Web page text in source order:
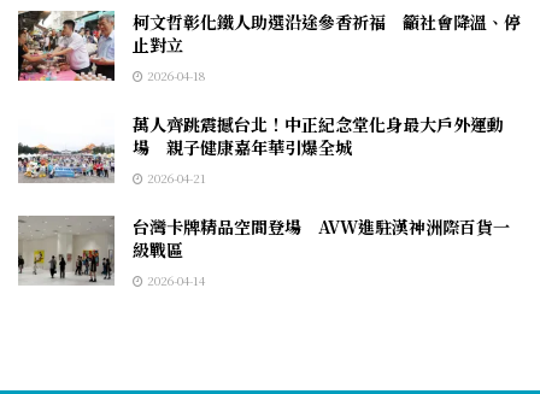
柯文哲彰化鐵人助選沿途參香祈福 籲社會降溫、停
止對立
2026-04-18
萬人齊跳震撼台北！中正紀念堂化身最大戶外運動
場 親子健康嘉年華引爆全城
2026-04-21
台灣卡牌精品空間登場 AVW進駐漢神洲際百貨一
級戰區
2026-04-14